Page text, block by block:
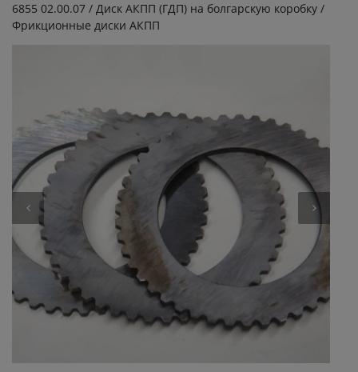
6855 02.00.07 / Диск АКПП (ГДП) на болгарскую коробку /
Фрикционные диски АКПП